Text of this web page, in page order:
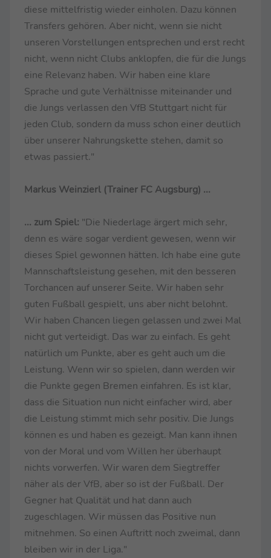
diese mittelfristig wieder einholen. Dazu können
Transfers gehören. Aber nicht, wenn sie nicht
unseren Vorstellungen entsprechen und erst recht
nicht, wenn nicht Clubs anklopfen, die für die Jungs
eine Relevanz haben. Wir haben eine klare
Sprache und gute Verhältnisse miteinander und
die Jungs verlassen den VfB Stuttgart nicht für
jeden Club, sondern da muss schon einer deutlich
über unserer Nahrungskette stehen, damit so
etwas passiert."
Markus Weinzierl (Trainer FC Augsburg) ...
... zum Spiel: "Die Niederlage ärgert mich sehr,
denn es wäre sogar verdient gewesen, wenn wir
dieses Spiel gewonnen hätten. Ich habe eine gute
Mannschaftsleistung gesehen, mit den besseren
Torchancen auf unserer Seite. Wir haben sehr
guten Fußball gespielt, uns aber nicht belohnt.
Wir haben Chancen liegen gelassen und zwei Mal
nicht gut verteidigt. Das war zu einfach. Es geht
natürlich um Punkte, aber es geht auch um die
Leistung. Wenn wir so spielen, dann werden wir
die Punkte gegen Bremen einfahren. Es ist klar,
dass die Situation nun nicht einfacher wird, aber
die Leistung stimmt mich sehr positiv. Die Jungs
können es und haben es gezeigt. Man kann ihnen
von der Moral und vom Willen her überhaupt
nichts vorwerfen. Wir waren dem Siegtreffer
näher als der VfB, aber so ist der Fußball. Der
Gegner hat Qualität und hat dann auch
zugeschlagen. Wir müssen das Positive nun
mitnehmen. So einen Auftritt noch zweimal, dann
bleiben wir in der Liga."